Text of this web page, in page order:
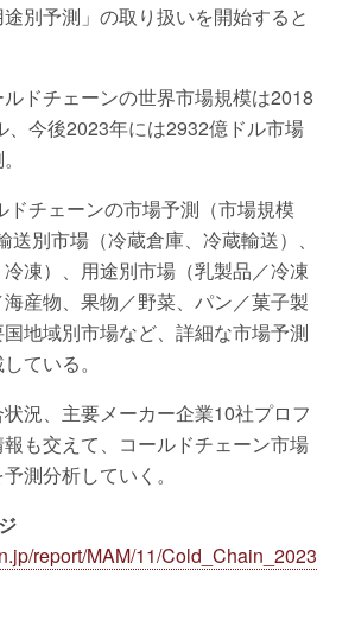
別予測」の取り扱いを開始すると
ドチェーンの世界市場規模は2018
、今後2023年には2932億ドル市場
ドチェーンの市場予測（市場規模
別市場（冷蔵倉庫、冷蔵輸送）、
凍）、用途別市場（乳製品／冷凍
産物、果物／野菜、パン／菓子製
地域別市場など、詳細な市場予測
ている。
況、主要メーカー企業10社プロフ
も交えて、コールドチェーン市場
測分析していく。
report/MAM/11/Cold_Chain_2023